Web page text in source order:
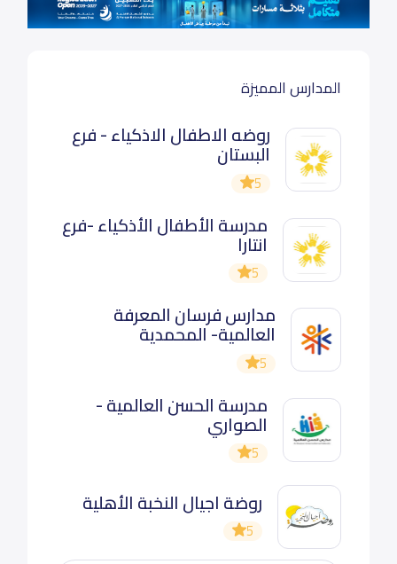
المدارس المميزة
روضه الاطفال الاذكياء - فرع
البستان
5
مدرسة الأطفال الأذكياء -فرع
انتارا
5
مدارس فرسان المعرفة
العالمية- المحمدية
5
مدرسة الحسن العالمية -
الصواري
5
روضة اجيال النخبة الأهلية
5